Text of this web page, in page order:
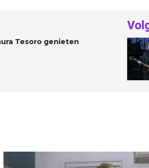
Tesoro genieten